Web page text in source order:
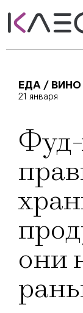
ЕДА / ВИНО
21 января
они